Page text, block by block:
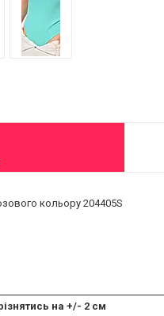
кольору 204405S
на +/- 2 см